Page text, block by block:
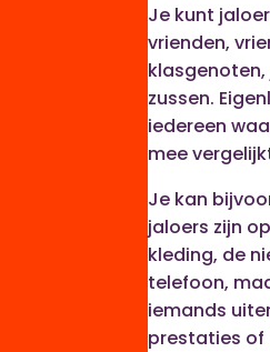
Je kunt
vrienden,
zussen.
iedereen
mee
Je kan
jaloers zijn
kleding, de
telefoon,
iemands
prestaties of